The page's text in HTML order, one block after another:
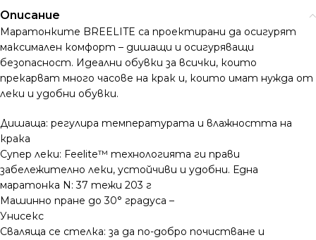
Описание
Маратонките BREELITE са проектирани да осигурят
максимален комфорт – дишащи и осигуряващи
безопасност. Идеални обувки за всички, които
прекарват много часове на крак и, които имат нужда от
леки и удобни обувки.
Дишаща: регулира температурата и влажността на
крака
Супер леки: Feelite™ технологията ги прави
забележително леки, устойчиви и удобни. Една
маратонка N: 37 тежи 203 г
Машинно пране до 30° градуса –
Унисекс
Сваляща се стелка: за да по-добро почистване и